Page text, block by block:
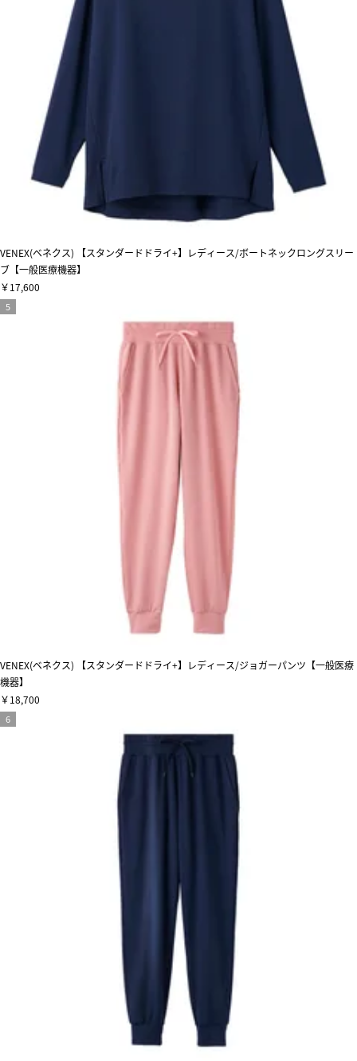
VENEX(ベネクス) 【スタンダードドライ+】レディース/ボートネックロングスリー
ブ【一般医療機器】
￥17,600
VENEX(ベネクス) 【スタンダードドライ+】レディース/ジョガーパンツ【一般医療
機器】
￥18,700